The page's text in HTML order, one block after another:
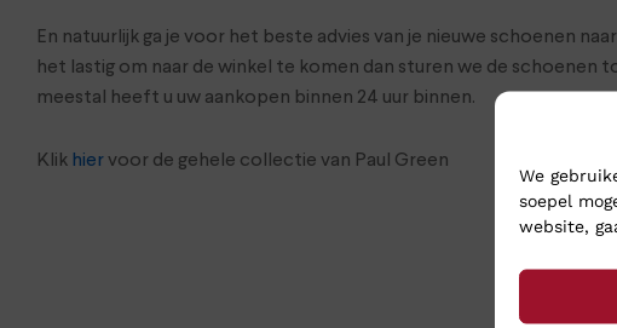
We
soepel
website,
En natuurlijk ga je voor het beste advies van je nieuwe schoenen
het lastig om naar de winkel te komen dan sturen we de schoenen
meestal heeft u uw aankopen binnen 24 uur binnen.
Klik hiervoor de gehele collectie van Paul Green